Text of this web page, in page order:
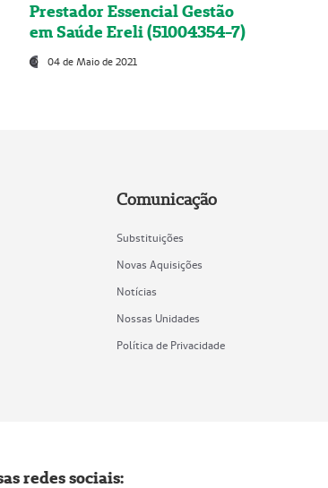
Prestador Essencial Gestão
em Saúde Ereli (51004354-7)
04 de Maio de 2021
Comunicação
Substituições
Novas Aquisições
Notícias
Nossas Unidades
Política de Privacidade
redes sociais: